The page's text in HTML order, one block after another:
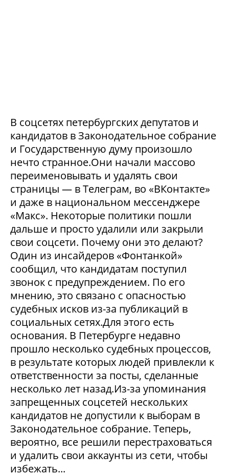
В соцсетях петербургских депутатов и
кандидатов в Законодательное собрание
и Государственную думу произошло
нечто странное.Они начали массово
переименовывать и удалять свои
страницы — в Телеграм, во «ВКонтакте»
и даже в национальном мессенджере
«Макс». Некоторые политики пошли
дальше и просто удалили или закрыли
свои соцсети. Почему они это делают?
Один из инсайдеров «Фонтанкой»
сообщил, что кандидатам поступил
звонок с предупреждением. По его
мнению, это связано с опасностью
судебных исков из-за публикаций в
социальных сетях.Для этого есть
основания. В Петербурге недавно
прошло несколько судебных процессов,
в результате которых людей привлекли к
ответственности за посты, сделанные
несколько лет назад.Из-за упоминания
запрещенных соцсетей нескольких
кандидатов не допустили к выборам в
Законодательное собрание. Теперь,
вероятно, все решили перестраховаться
и удалить свои аккаунты из сети, чтобы
избежать...